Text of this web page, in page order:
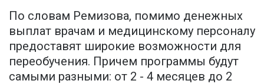
По словам Ремизова, помимо денежных
выплат врачам и медицинскому персоналу
предоставят широкие возможности для
переобучения. Причем программы будут
самыми разными: от 2 - 4 месяцев до 2